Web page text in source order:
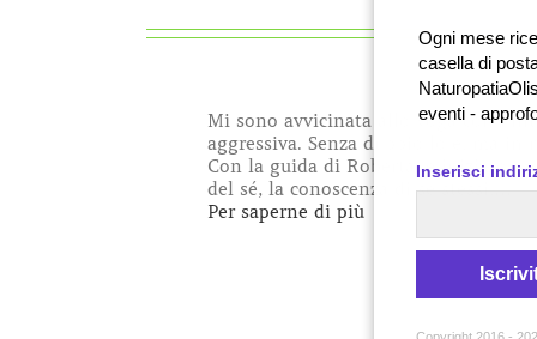
Mi sono avvicinata allo yoga con
aggressiva. Senza dubbio lo è, ma
Con la guida di Roberta, è iniziato
del sé, la conoscenza di se stessi,…
Per saperne di più“Rosanna”
Ogni mese
casella di
eventi -
Inserisci